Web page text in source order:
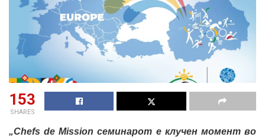
153
SHARES
„Chefs de Mission семинарот е клучен момент во